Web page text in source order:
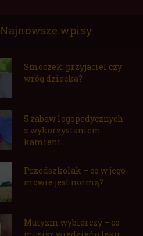
Najnowsze wpisy
Smoczek: przyjaciel czy
wróg dziecka?
5 zabaw logopedycznych
z wykorzystaniem
kamieni...
Przedszkolak – co w jego
mowie jest normą?
Mutyzm wybiórczy – co